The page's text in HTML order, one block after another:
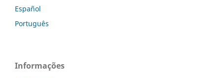
Español
Português
Informações